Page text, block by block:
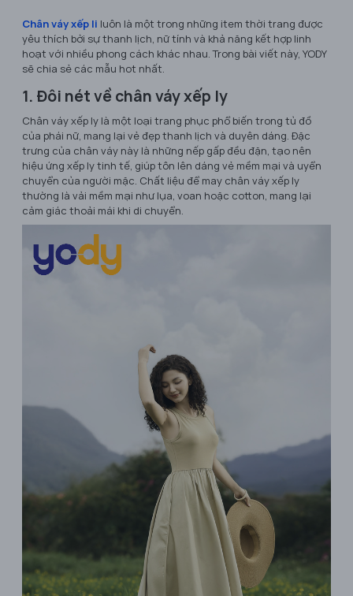
Chân váy xếp li luôn là một trong những item thời trang được
yêu thích bởi sự thanh lịch, nữ tính và khả năng kết hợp linh
hoạt với nhiều phong cách khác nhau. Trong bài viết này, YODY
sẽ chia sẻ các mẫu hot nhất.
1. Đôi nét về chân váy xếp ly
Chân váy xếp ly là một loại trang phục phổ biến trong tủ đồ
của phái nữ, mang lại vẻ đẹp thanh lịch và duyên dáng. Đặc
trưng của chân váy này là những nếp gấp đều đặn, tạo nên
hiệu ứng xếp ly tinh tế, giúp tôn lên dáng vẻ mềm mại và uyển
chuyển của người mặc. Chất liệu để may chân váy xếp ly
thường là vải mềm mại như lụa, voan hoặc cotton, mang lại
cảm giác thoải mái khi di chuyển.